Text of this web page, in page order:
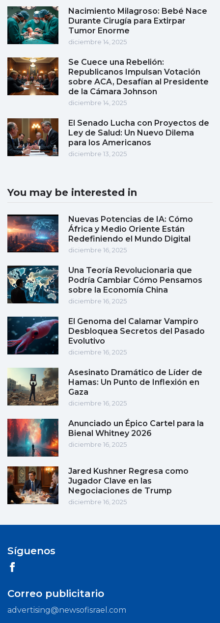
Nacimiento Milagroso: Bebé Nace
Durante Cirugía para Extirpar
Tumor Enorme
diciembre 14, 2025
Se Cuece una Rebelión:
Republicanos Impulsan Votación
sobre ACA, Desafían al Presidente
de la Cámara Johnson
diciembre 14, 2025
El Senado Lucha con Proyectos de
Ley de Salud: Un Nuevo Dilema
para los Americanos
diciembre 13, 2025
You may be interested in
Nuevas Potencias de IA: Cómo
África y Medio Oriente Están
Redefiniendo el Mundo Digital
diciembre 16, 2025
Una Teoría Revolucionaria que
Podría Cambiar Cómo Pensamos
sobre la Economía China
diciembre 16, 2025
El Genoma del Calamar Vampiro
Desbloquea Secretos del Pasado
Evolutivo
diciembre 16, 2025
Asesinato Dramático de Líder de
Hamas: Un Punto de Inflexión en
Gaza
diciembre 16, 2025
Anunciado un Épico Cartel para la
Bienal Whitney 2026
diciembre 16, 2025
Jared Kushner Regresa como
Jugador Clave en las
Negociaciones de Trump
diciembre 16, 2025
Síguenos
Correo publicitario
advertising@newsofisrael.com